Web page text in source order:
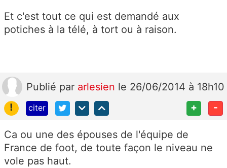
Et c'est tout ce qui est demandé aux
potiches à la télé, à tort ou à raison.
Publié par arlesien le 26/06/2014 à 18h10
!
citer + -
Ca ou une des épouses de l'équipe de
France de foot, de toute façon le niveau ne
vole pas haut.